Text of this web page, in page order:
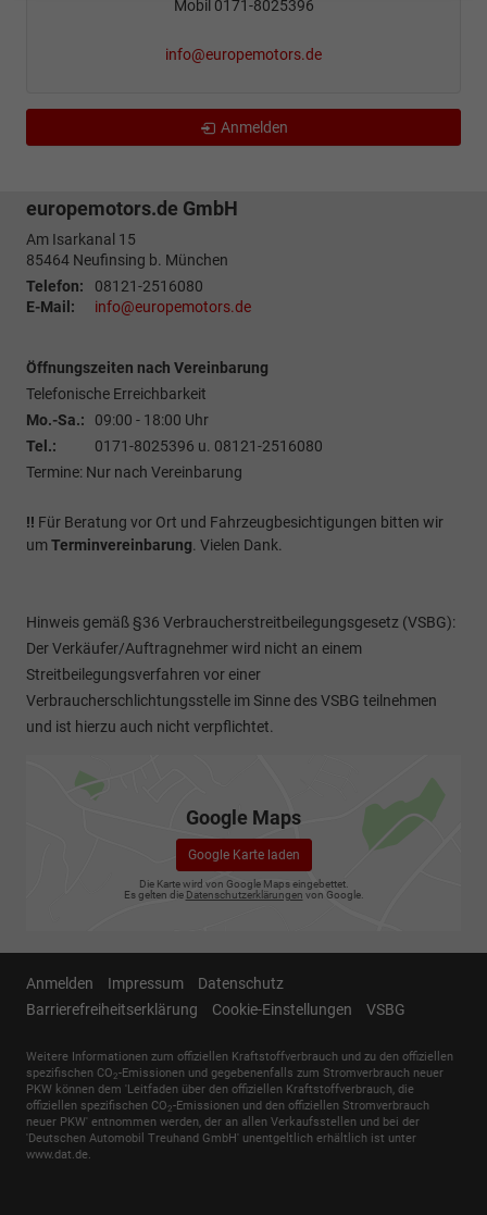
Mobil 0171-8025396
info@europemotors.de
Anmelden
europemotors.de GmbH
Am Isarkanal 15
85464 Neufinsing b. München
Telefon:
08121-2516080
E-Mail:
info@europemotors.de
Öffnungszeiten nach Vereinbarung
Telefonische Erreichbarkeit
Mo.-Sa.:
09:00 - 18:00 Uhr
Tel.:
0171-8025396 u. 08121-2516080
Termine: Nur nach Vereinbarung
!! Für Beratung vor Ort und Fahrzeugbesichtigungen bitten wir
umTerminvereinbarung. Vielen Dank.
Hinweis gemäß §36 Verbraucherstreitbeilegungsgesetz (VSBG):
Der Verkäufer/Auftragnehmer wird nicht an einem
Streitbeilegungsverfahren vor einer
Verbraucherschlichtungsstelle im Sinne des VSBG teilnehmen
und ist hierzu auch nicht verpflichtet.
Google Maps
Google Karte laden
Die Karte wird von Google Maps eingebettet.
Es gelten die Datenschutzerklärungen von Google.
Anmelden Impressum
Datenschutz
Barrierefreiheitserklärung
Cookie-Einstellungen VSBG
Weitere Informationen zum offiziellen Kraftstoffverbrauch und zu den offiziellen
spezifischen CO2-Emissionen und gegebenenfalls zum Stromverbrauch neuer
PKW können dem 'Leitfaden über den offiziellen Kraftstoffverbrauch, die
offiziellen spezifischen CO2-Emissionen und den offiziellen Stromverbrauch
neuer PKW' entnommen werden, der an allen Verkaufsstellen und bei der
'Deutschen Automobil Treuhand GmbH' unentgeltlich erhältlich ist unter
www.dat.de.